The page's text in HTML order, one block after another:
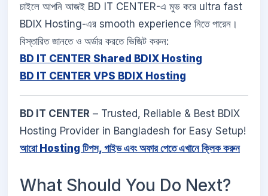
চাইলে আপনি আজই BD IT CENTER-এ মুভ করে ultra fast
BDIX Hosting-এর smooth experience নিতে পারেন।
বিস্তারিত জানতে ও অর্ডার করতে ভিজিট করুন:
BD IT CENTER Shared BDIX Hosting
BD IT CENTER VPS BDIX Hosting
BD IT CENTER – Trusted, Reliable & Best BDIX
Hosting Provider in Bangladesh for Easy Setup!
আরো Hosting টিপস, গাইড এবং অফার পেতে এখানে ক্লিক করুন
What Should You Do Next?